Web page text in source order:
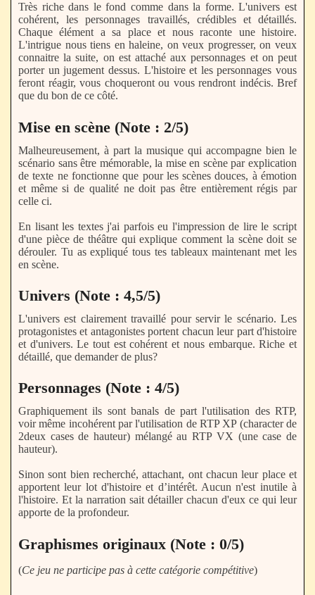
Très riche dans le fond comme dans la forme. L'univers est
cohérent, les personnages travaillés, crédibles et détaillés.
Chaque élément a sa place et nous raconte une histoire.
L'intrigue nous tiens en haleine, on veux progresser, on veux
connaitre la suite, on est attaché aux personnages et on peut
porter un jugement dessus. L'histoire et les personnages vous
feront réagir, vous choqueront ou vous rendront indécis. Bref
que du bon de ce côté.
Mise en scène (Note : 2/5)
Malheureusement, à part la musique qui accompagne bien le
scénario sans être mémorable, la mise en scène par explication
de texte ne fonctionne que pour les scènes douces, à émotion
et même si de qualité ne doit pas être entièrement régis par
celle ci.
En lisant les textes j'ai parfois eu l'impression de lire le script
d'une pièce de théâtre qui explique comment la scène doit se
dérouler. Tu as expliqué tous tes tableaux maintenant met les
en scène.
Univers (Note : 4,5/5)
L'univers est clairement travaillé pour servir le scénario. Les
protagonistes et antagonistes portent chacun leur part d'histoire
et d'univers. Le tout est cohérent et nous embarque. Riche et
détaillé, que demander de plus?
Personnages (Note : 4/5)
Graphiquement ils sont banals de part l'utilisation des RTP,
voir même incohérent par l'utilisation de RTP XP (character de
2deux cases de hauteur) mélangé au RTP VX (une case de
hauteur).
Sinon sont bien recherché, attachant, ont chacun leur place et
apportent leur lot d'histoire et d’intérêt. Aucun n'est inutile à
l'histoire. Et la narration sait détailler chacun d'eux ce qui leur
apporte de la profondeur.
Graphismes originaux (Note : 0/5)
(Ce jeu ne participe pas à cette catégorie compétitive)